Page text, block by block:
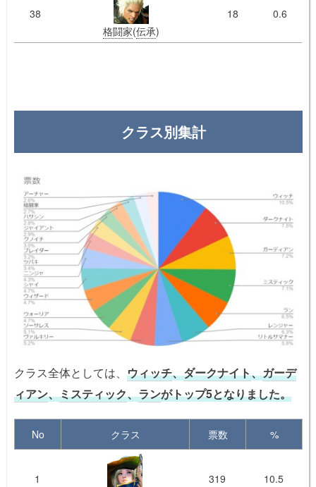
38
格闘家(伝承)
18 0.6
クラス別集計
クラス全体としては、 ウィッチ、ダークナイト、ガーデ
ィアン、ミスティック、ランがトップ5となりました。
No クラス 票数 %
1
319 10.5